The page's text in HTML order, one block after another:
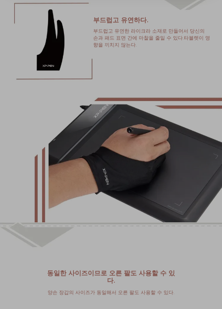
부드럽고 유연하다.
부드럽고 유연한 라이크라 소재로 만들어서 당신의
손과 패드 표면 간에 마찰을 줄일 수 있다.타블렛이 영
향을 끼치지 않는다.
동일한 사이즈이므로 오른 팔도 사용할 수 있
다.
양손 장갑의 사이즈가 동일해서 오른 팔도 사용할 수 있다.